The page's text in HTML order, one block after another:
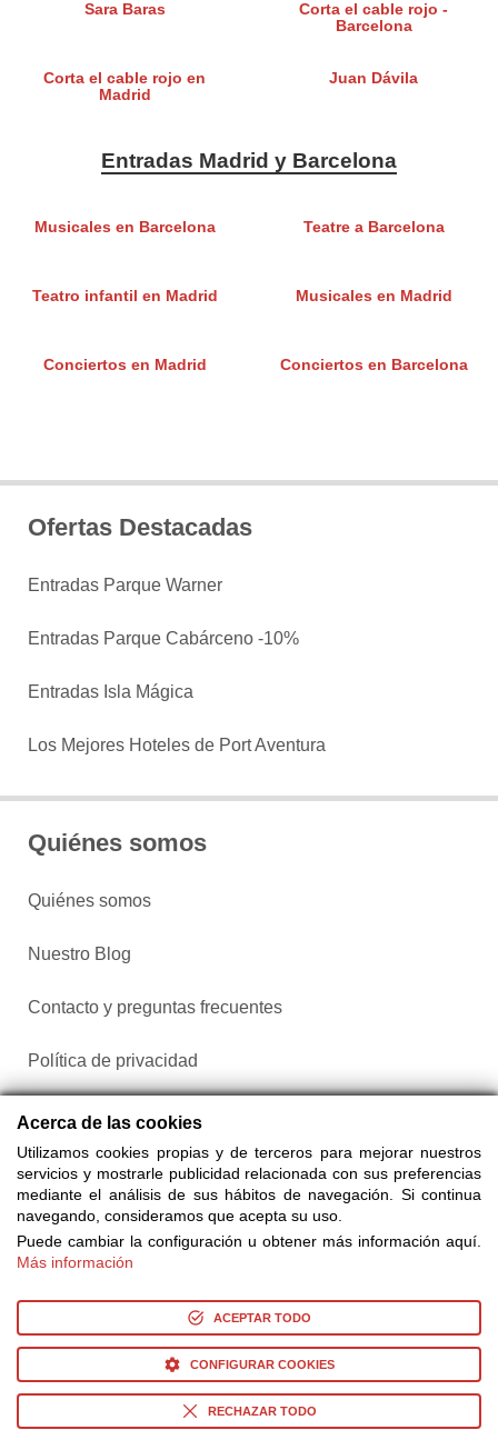
Sara Baras
Corta el cable rojo -
Barcelona
Corta el cable rojo en
Madrid
Juan Dávila
Entradas Madrid y Barcelona
Musicales en Barcelona Teatre a Barcelona
Teatro infantil en Madrid Musicales en Madrid
Conciertos en Madrid Conciertos en Barcelona
Ofertas Destacadas
Entradas Parque Warner
Entradas Parque Cabárceno -10%
Entradas Isla Mágica
Los Mejores Hoteles de Port Aventura
Quiénes somos
Quiénes somos
Nuestro Blog
Contacto y preguntas frecuentes
Política de privacidad
Configurar cookies
de 25 proveedores
© Copyright 2014-2026 Ociocultura Network SL. - All Rights
Reserved
Acerca de las cookies
Utilizamos cookies propias y de terceros para mejorar nuestros
servicios y mostrarle publicidad relacionada con sus preferencias
mediante el análisis de sus hábitos de navegación. Si continua
navegando, consideramos que acepta su uso.
Puede cambiar la configuración u obtener más información aquí.
Más información
ACEPTAR TODO
CONFIGURAR COOKIES
RECHAZAR TODO